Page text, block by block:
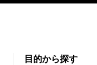
目的から探す